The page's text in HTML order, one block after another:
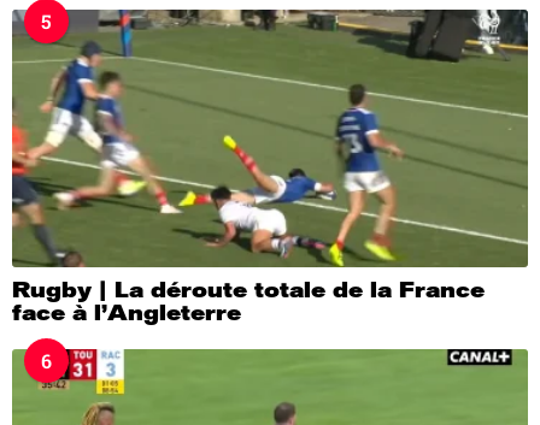
5
Rugby | La déroute totale de la France
face à l’Angleterre
6